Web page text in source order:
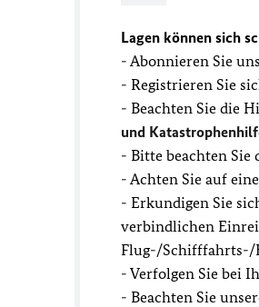
Lagen können sich
- Abonnieren Sie
- Registrieren Sie
- Beachten Sie die
und
- Bitte beachten
- Achten Sie auf
- Erkundigen Sie
verbindlichen
Flug-/Schifffahrts-/
- Verfolgen Sie bei
- Beachten Sie